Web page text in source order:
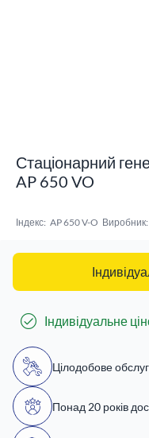
Стаціонарний
AP 650 VO
Індекс: AP 650 V-O Виробник:
Індивідуальне
Цілодобове
Понад 20 років